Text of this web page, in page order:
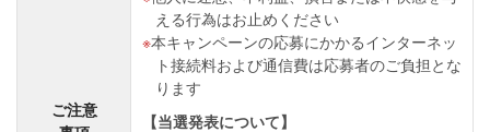
ご注意
える行為はお止めください
本キャンペーンの応募にかかるインターネッ
ト接続料および通信費は応募者のご負担とな
ります
【当選発表について】